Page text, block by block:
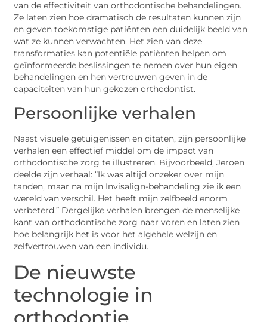
van de effectiviteit van orthodontische behandelingen.
Ze laten zien hoe dramatisch de resultaten kunnen zijn
en geven toekomstige patiënten een duidelijk beeld van
wat ze kunnen verwachten. Het zien van deze
transformaties kan potentiële patiënten helpen om
geïnformeerde beslissingen te nemen over hun eigen
behandelingen en hen vertrouwen geven in de
capaciteiten van hun gekozen orthodontist.
Persoonlijke verhalen
Naast visuele getuigenissen en citaten, zijn persoonlijke
verhalen een effectief middel om de impact van
orthodontische zorg te illustreren. Bijvoorbeeld, Jeroen
deelde zijn verhaal: “Ik was altijd onzeker over mijn
tanden, maar na mijn Invisalign-behandeling zie ik een
wereld van verschil. Het heeft mijn zelfbeeld enorm
verbeterd.” Dergelijke verhalen brengen de menselijke
kant van orthodontische zorg naar voren en laten zien
hoe belangrijk het is voor het algehele welzijn en
zelfvertrouwen van een individu.
De nieuwste
technologie in